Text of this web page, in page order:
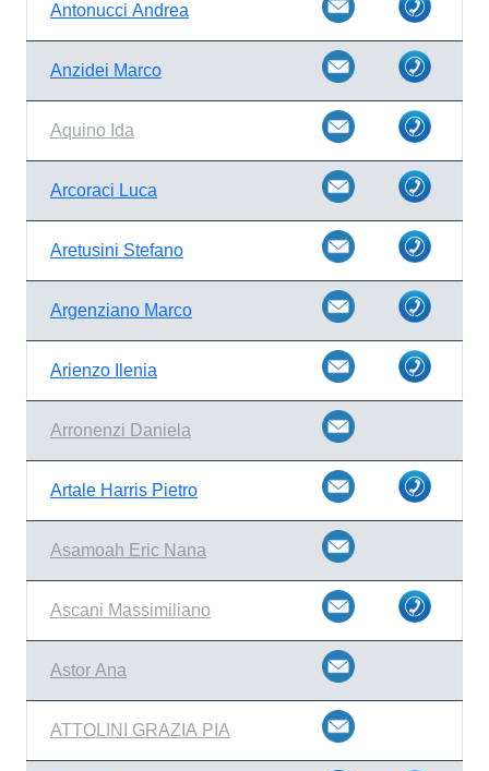
Antonucci Andrea
Anzidei Marco
Aquino Ida
Arcoraci Luca
Aretusini Stefano
Argenziano Marco
Arienzo Ilenia
Arronenzi Daniela
Artale Harris Pietro
Asamoah Eric Nana
Ascani Massimiliano
Astor Ana
ATTOLINI GRAZIA PIA